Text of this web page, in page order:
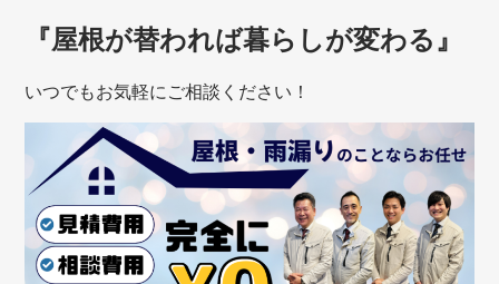
『屋根が替われば暮らしが変わる』
いつでもお気軽にご相談ください！